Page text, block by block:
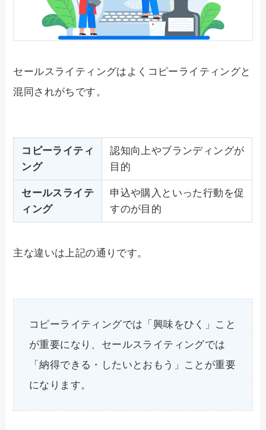
セールスライティングはよくコピーライティングと
混同されがちです。
コピーライティ
ング
認知向上やブランディングが
目的
セールスライテ
ィング
申込や購入といった行動を促
すのが目的
主な違いは上記の通りです。
コピーライティングでは「興味をひく」こと
が重要になり、セールスライティングでは
「納得できる・したいとおもう」ことが重要
になります。